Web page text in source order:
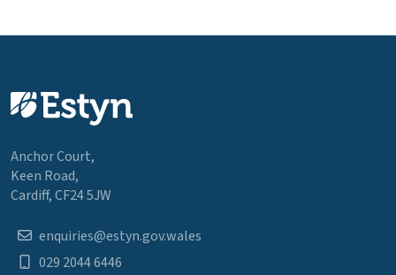
Anchor Court,
Keen Road,
Cardiff, CF24 5JW
enquiries@estyn.gov.wales
029 2044 6446